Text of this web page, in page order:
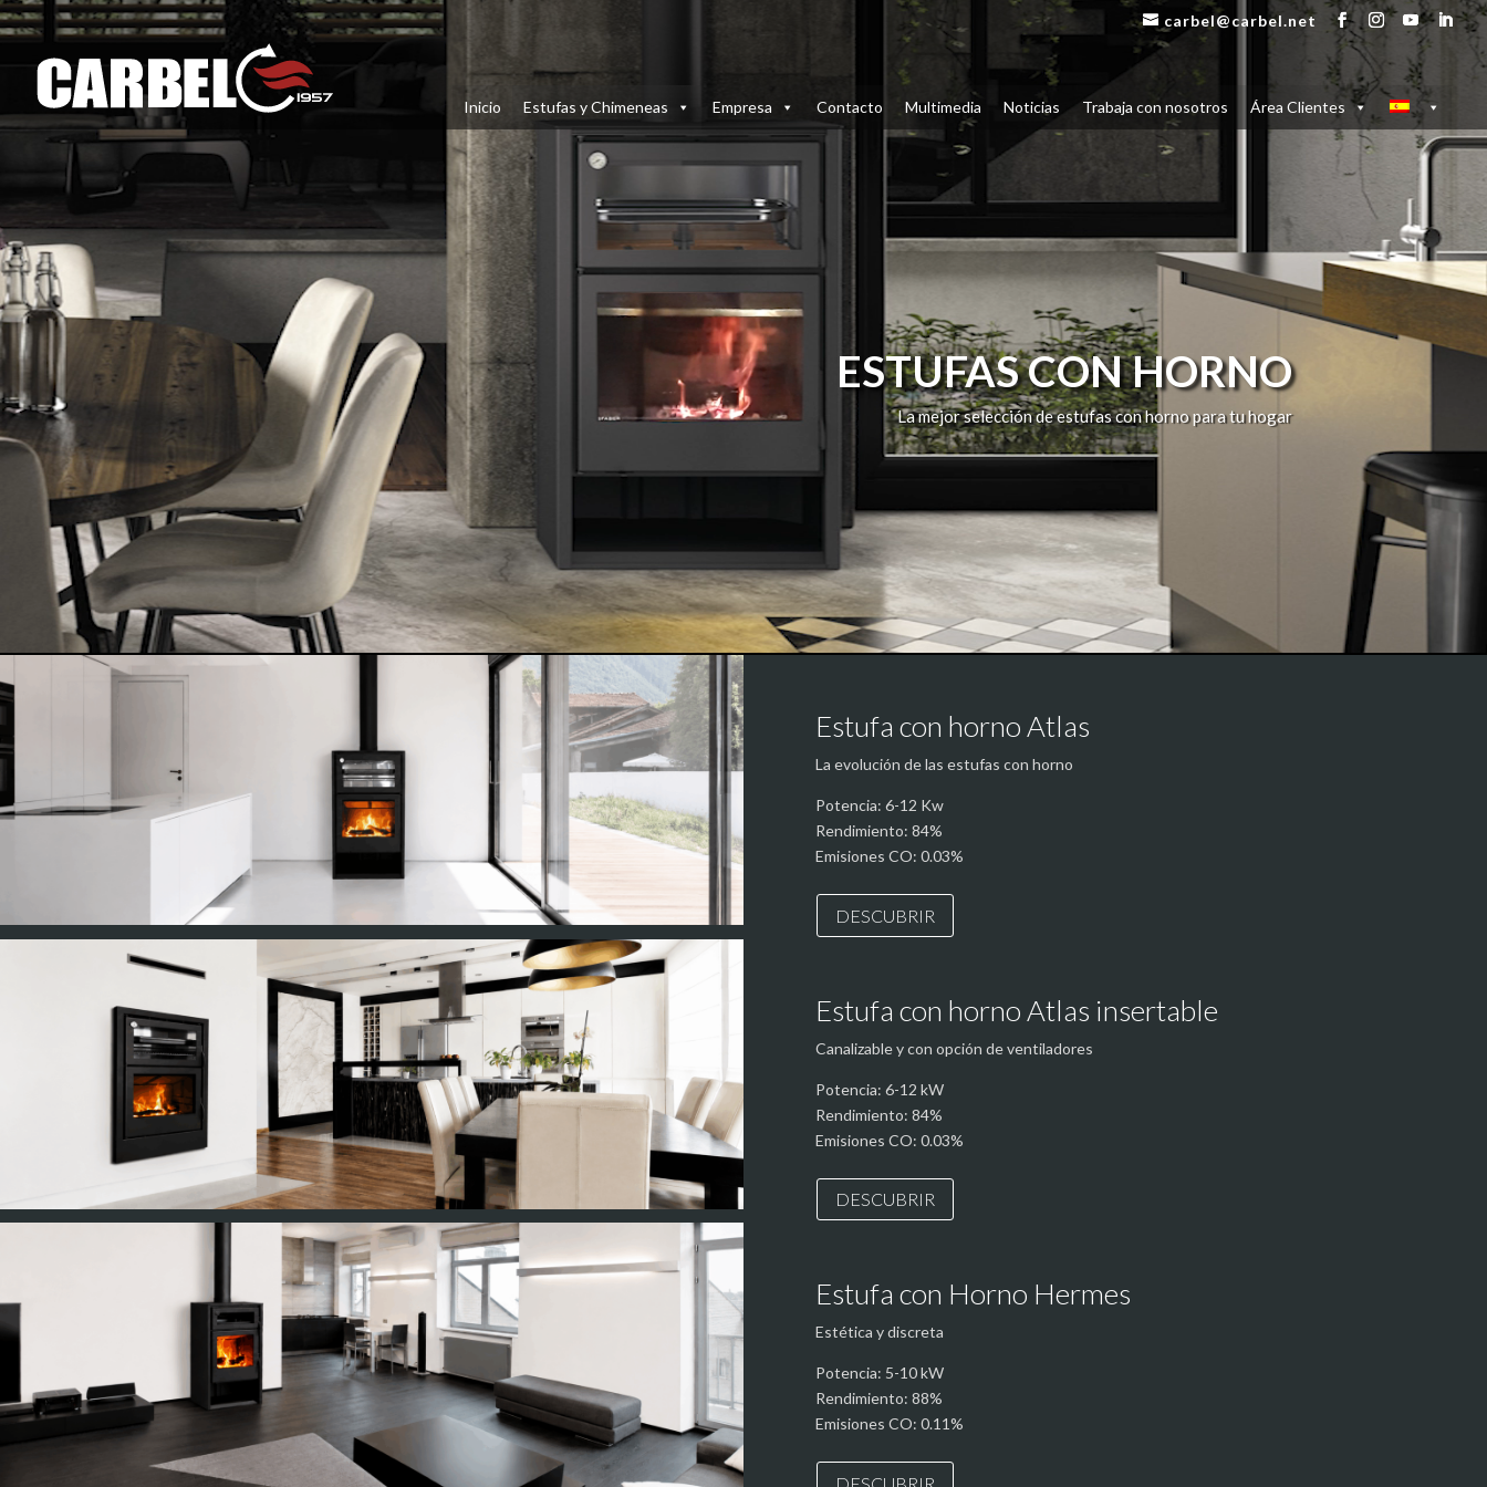
carbel@carbel.net
Inicio Estufas y Chimeneas Empresa Contacto Multimedia Noticias Trabaja con nosotros Área Clientes
ESTUFAS CON HORNO
La mejor selección de estufas con horno para tu hogar
Estufa con horno Atlas
La evolución de las estufas con horno
Potencia: 6-12 Kw
Rendimiento: 84%
Emisiones CO: 0.03%
DESCUBRIR
Estufa con horno Atlas insertable
Canalizable y con opción de ventiladores
Potencia: 6-12 kW
Rendimiento: 84%
Emisiones CO: 0.03%
DESCUBRIR
Estufa con Horno Hermes
Estética y discreta
Potencia: 5-10 kW
Rendimiento: 88%
Emisiones CO: 0.11%